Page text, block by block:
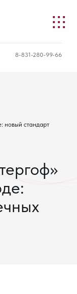
8-831-280-99-66
новый стандарт